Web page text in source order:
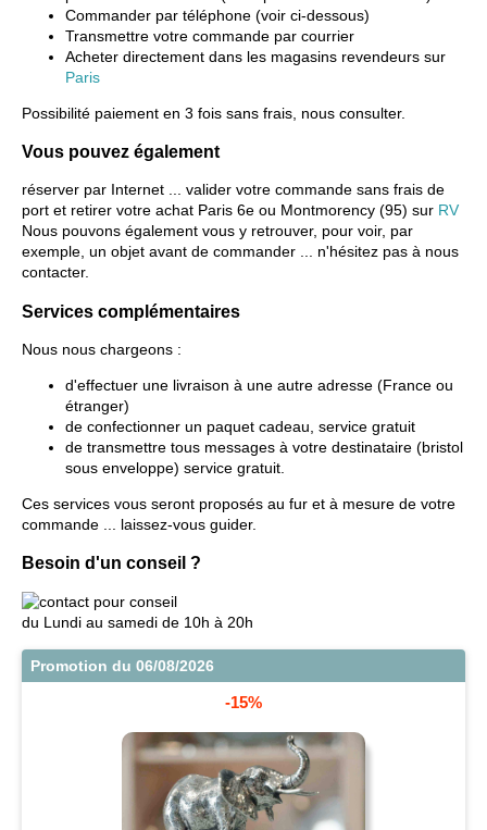
Commander par téléphone (voir ci-dessous)
Transmettre votre commande par courrier
Acheter directement dans les magasins revendeurs sur
Paris
Possibilité paiement en 3 fois sans frais, nous consulter.
Vous pouvez également
réserver par Internet ... valider votre commande sans frais de
port et retirer votre achat Paris 6e ou Montmorency (95) sur RV
Nous pouvons également vous y retrouver, pour voir, par
exemple, un objet avant de commander ... n'hésitez pas à nous
contacter.
Services complémentaires
Nous nous chargeons :
d'effectuer une livraison à une autre adresse (France ou
étranger)
de confectionner un paquet cadeau, service gratuit
de transmettre tous messages à votre destinataire (bristol
sous enveloppe) service gratuit.
Ces services vous seront proposés au fur et à mesure de votre
commande ... laissez-vous guider.
Besoin d'un conseil ?
du Lundi au samedi de 10h à 20h
Promotion du 06/08/2026
-15%